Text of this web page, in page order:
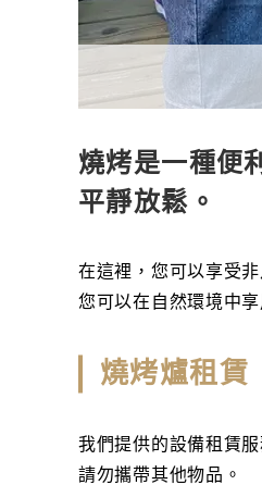
燒烤是一種便
平靜放鬆。
在這裡，您可以享受
您可以在自然環境中
燒烤爐租賃
我們提供的設備租賃服
請勿攜帶其他物品。